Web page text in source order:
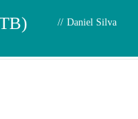
// Daniel Silva